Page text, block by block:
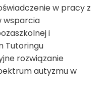
w pracy z
wsparcia
i
Tutoringu
rozwiązanie
autyzmu w